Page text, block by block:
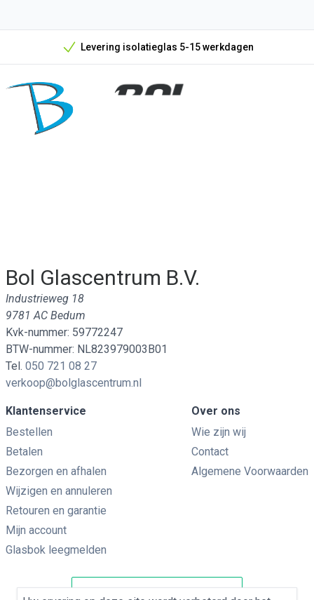
Onze unieke verkoopargumenten
Levering isolatieglas 5-15 werkdagen
Bol Glascentrum B.V.
Industrieweg 18
9781 AC Bedum
Kvk-nummer: 59772247
BTW-nummer: NL823979003B01
Tel. 050 721 08 27
verkoop@bolglascentrum.nl
Klantenservice
Bestellen
Betalen
Bezorgen en afhalen
Wijzigen en annuleren
Retouren en garantie
Mijn account
Glasbok leegmelden
Over ons
Wie zijn wij
Contact
Algemene Voorwaarden